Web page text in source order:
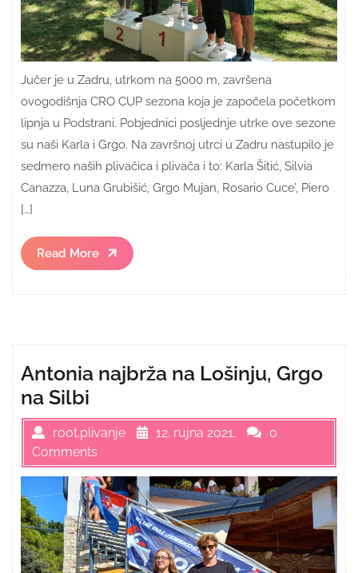
Jučer je u Zadru, utrkom na 5000 m, završena
ovogodišnja CRO CUP sezona koja je započela početkom
lipnja u Podstrani. Pobjednici posljednje utrke ove sezone
su naši Karla i Grgo. Na završnoj utrci u Zadru nastupilo je
sedmero naših plivačica i plivača i to: Karla Šitić, Silvia
Canazza, Luna Grubišić, Grgo Mujan, Rosario Cuce’, Piero
[…]
Read More
Read
More
Antonia najbrža na Lošinju, Grgo
na Silbi
root.plivanje 12. rujna 2021.
0
Comments